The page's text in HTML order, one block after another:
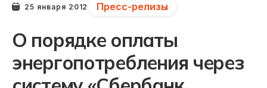
25 января 2012 Пресс-релизы
О порядке оплаты
энергопотребления через